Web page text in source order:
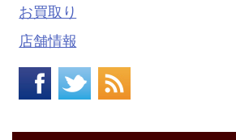
お買取り
店舗情報